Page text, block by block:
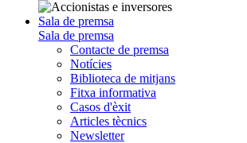
Sala de premsa
Sala de premsa
Contacte de premsa
Notícies
Biblioteca de mitjans
Fitxa informativa
Casos d'èxit
Articles tècnics
Newsletter